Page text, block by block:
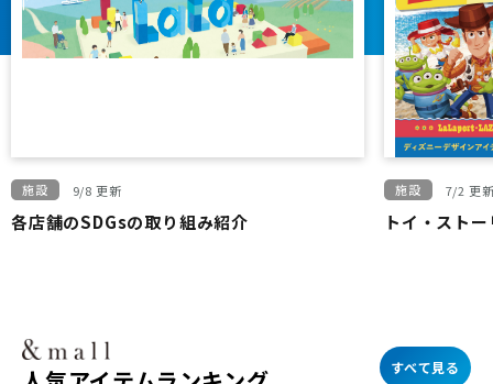
施設 9/8 更新
各店舗のSDGsの取り組み紹介
施設 7/2 更
トイ・スト
すべて見る